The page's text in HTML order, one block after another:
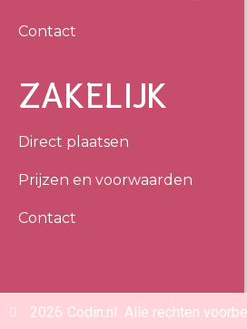
Contact
ZAKELIJK
Direct plaatsen
Prijzen en voorwaarden
Contact
2026 Codin.nl. Alle rechten